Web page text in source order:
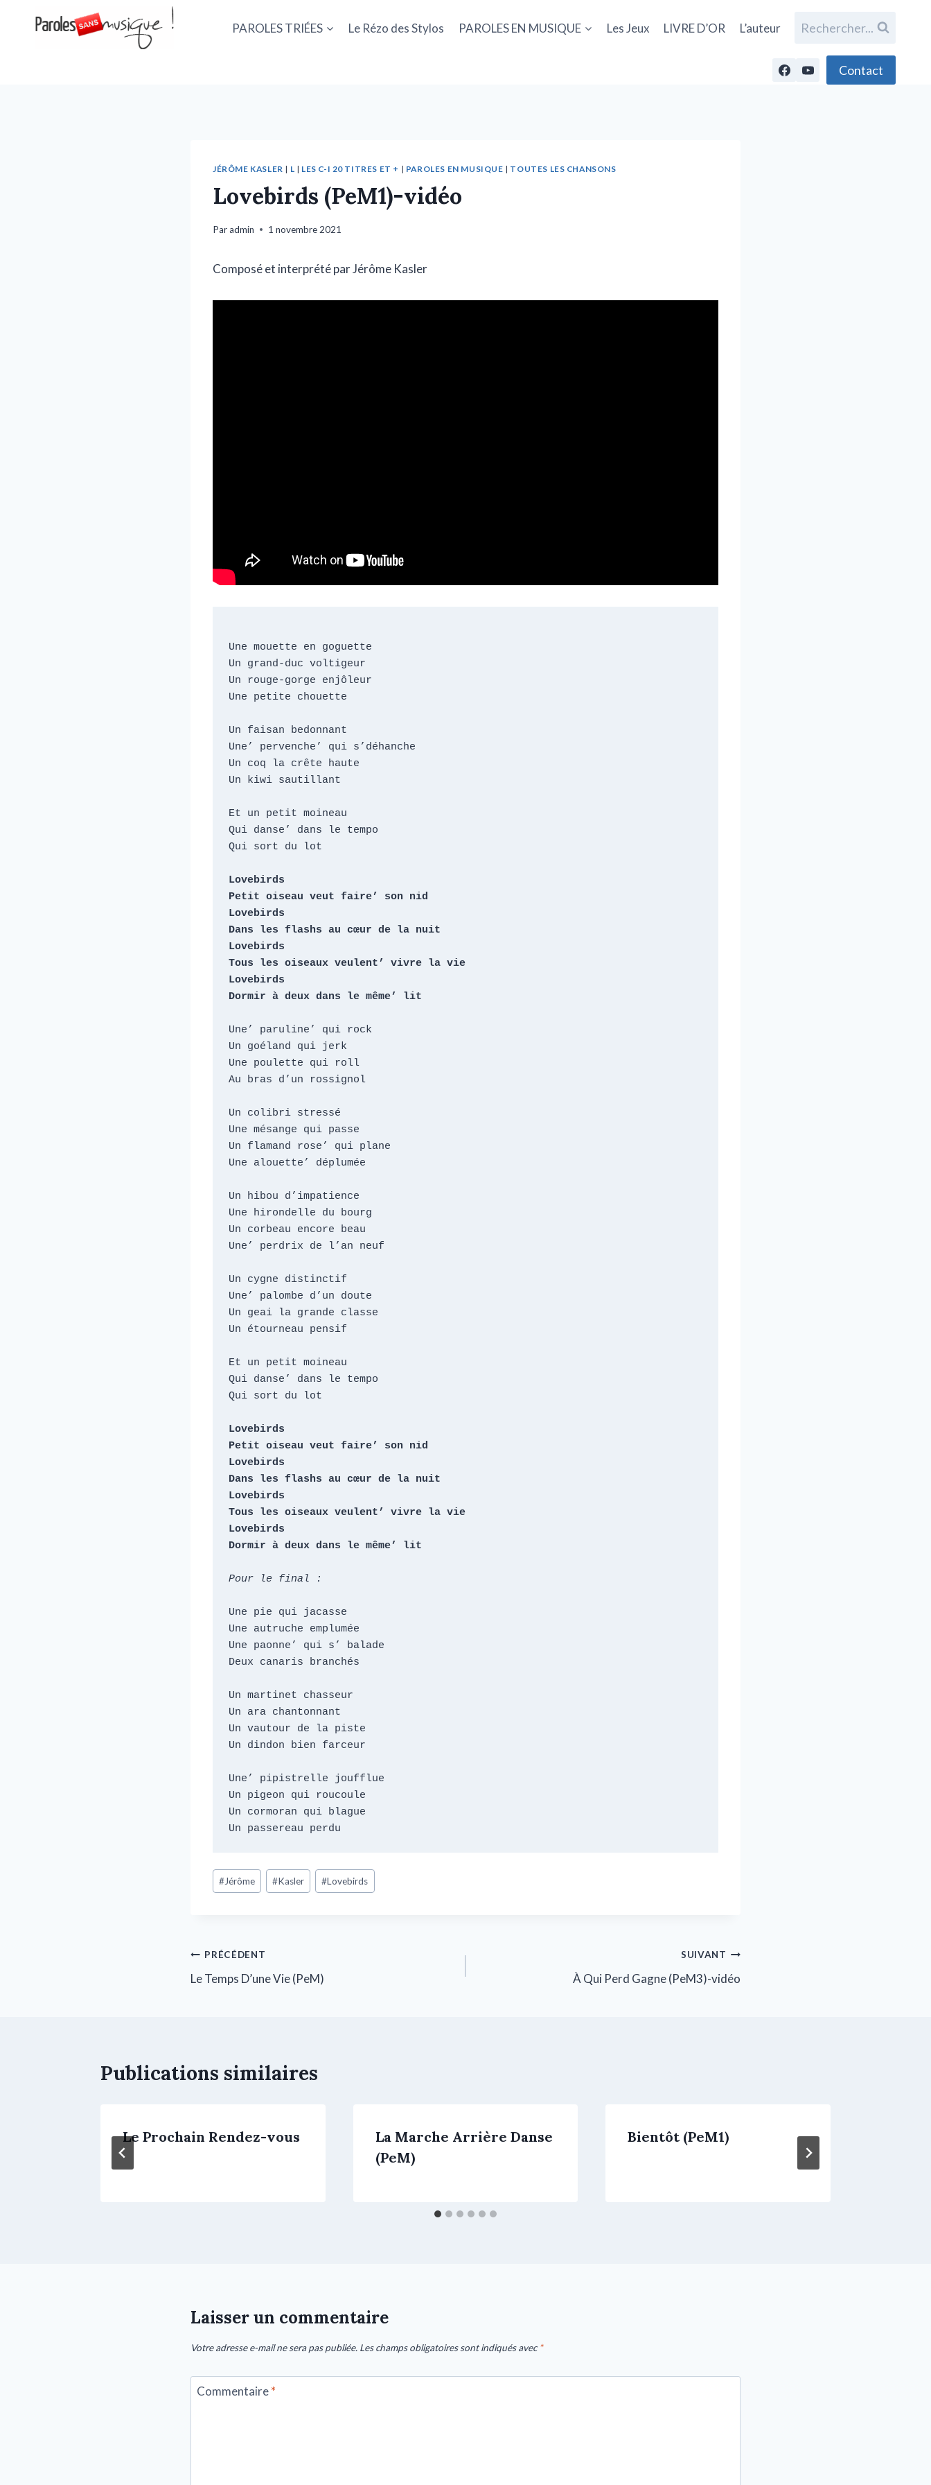
PAROLES TRIÉES Le Rézo des Stylos PAROLES EN MUSIQUE Les Jeux LIVRE D’OR L’auteur Rechercher...
Contact
JÉRÔME KASLER | L | LES C-I 20 TITRES ET + | PAROLES EN MUSIQUE | TOUTES LES CHANSONS
Lovebirds (PeM1)-vidéo
Paradmin 1 novembre 2021
Composé et interprété par Jérôme Kasler
Une mouette en goguette
Un grand-duc voltigeur
Un rouge-gorge enjôleur
Une petite chouette
Un faisan bedonnant
Une’ pervenche’ qui s’déhanche
Un coq la crête haute
Un kiwi sautillant
Et un petit moineau
Qui danse’ dans le tempo
Qui sort du lot
Lovebirds
Petit oiseau veut faire’ son nid
Lovebirds
Dans les flashs au cœur de la nuit
Lovebirds
Tous les oiseaux veulent’ vivre la vie
Lovebirds
Dormir à deux dans le même’ lit
Une’ paruline’ qui rock
Un goéland qui jerk
Une poulette qui roll
Au bras d’un rossignol
Un colibri stressé
Une mésange qui passe
Un flamand rose’ qui plane
Une alouette’ déplumée
Un hibou d’impatience
Une hirondelle du bourg
Un corbeau encore beau
Une’ perdrix de l’an neuf
Un cygne distinctif
Une’ palombe d’un doute
Un geai la grande classe
Un étourneau pensif
Et un petit moineau
Qui danse’ dans le tempo
Qui sort du lot
Lovebirds
Petit oiseau veut faire’ son nid
Lovebirds
Dans les flashs au cœur de la nuit
Lovebirds
Tous les oiseaux veulent’ vivre la vie
Lovebirds
Dormir à deux dans le même’ lit
Pour le final :
Une pie qui jacasse
Une autruche emplumée
Une paonne’ qui s’ balade
Deux canaris branchés
Un martinet chasseur
Un ara chantonnant
Un vautour de la piste
Un dindon bien farceur
Une’ pipistrelle joufflue
Un pigeon qui roucoule
Un cormoran qui blague
Un passereau perdu
#Jérôme #Kasler #Lovebirds
PRÉCÉDENT
Le Temps D’une Vie (PeM)
SUIVANT
À Qui Perd Gagne (PeM3)-vidéo
Publications similaires
Le Prochain Rendez-vous
La Marche Arrière Danse
(PeM)
Bientôt (PeM1)
Laisser un commentaire
Votre adresse e-mail ne sera pas publiée. Les champs obligatoires sont indiqués avec*
Commentaire*